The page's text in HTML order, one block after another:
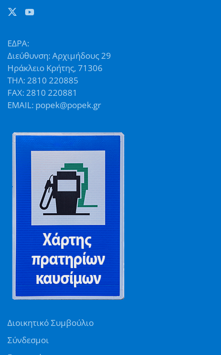
ΕΔΡΑ:
Διεύθυνση: Αρχιμήδους 29
Ηράκλειο Κρήτης, 71306
ΤΗΛ: 2810 220885
FAX: 2810 220881
EMAIL: popek@popek.gr
Διοικητικό Συμβούλιο
Σύνδεσμοι